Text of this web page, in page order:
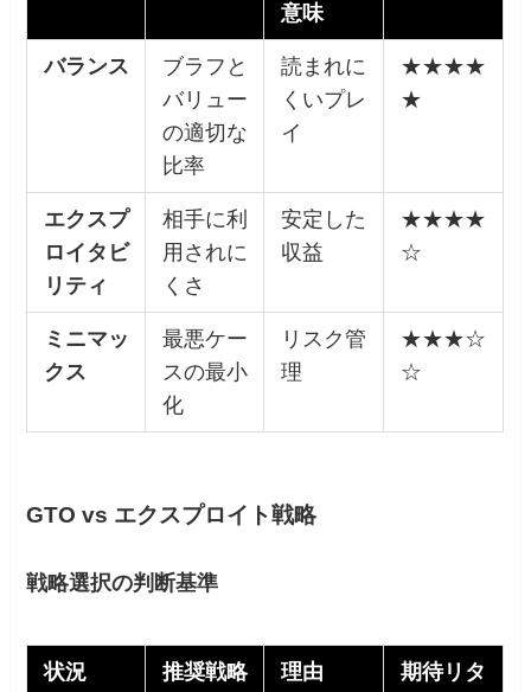
意味
バランス
ブラフと
バリュー
の適切な
比率
読まれに
くいプレ
イ
★★★★
★
エクスプ
ロイタビ
リティ
相手に利
用されに
くさ
安定した
収益
★★★★
☆
ミニマッ
クス
最悪ケー
スの最小
化
リスク管
理
★★★☆
☆
GTO vs エクスプロイト戦略
戦略選択の判断基準
状況 推奨戦略 理由
期待リタ